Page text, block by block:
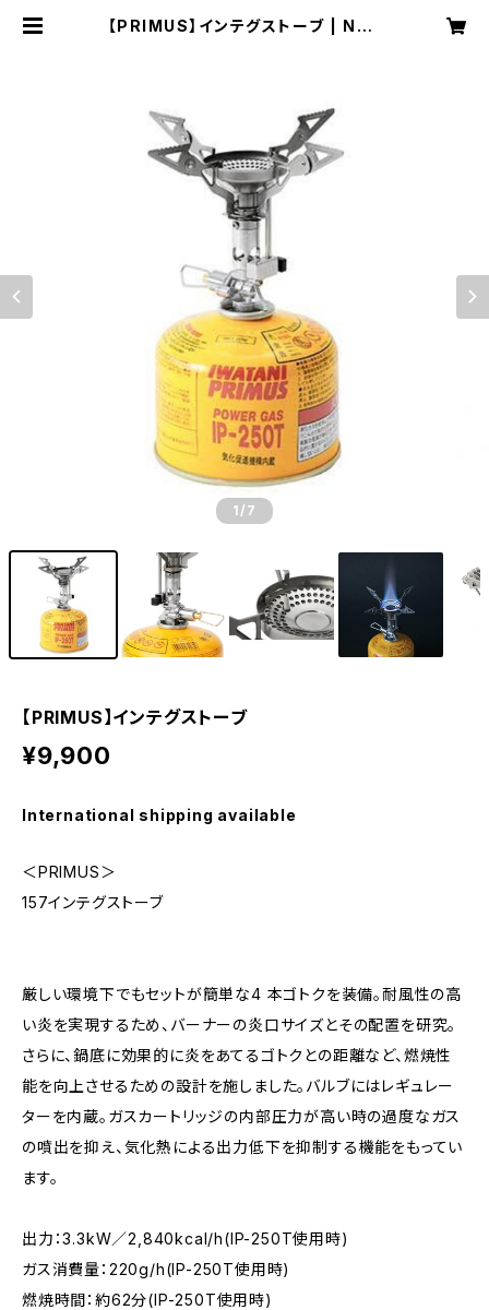
【PRIMUS】インテグストーブ | NRU
1 /7
【PRIMUS】インテグストーブ
¥9,900
International shipping available
＜PRIMUS＞
157インテグストーブ
厳しい環境下でもセットが簡単な4 本ゴトクを装備。耐風性の高
い炎を実現するため、バーナーの炎口サイズとその配置を研究。
さらに、鍋底に効果的に炎をあてるゴトクとの距離など、燃焼性
能を向上させるための設計を施しました。バルブにはレギュレー
ターを内蔵。ガスカートリッジの内部圧力が高い時の過度なガス
の噴出を抑え、気化熱による出力低下を抑制する機能をもってい
ます。
出力：3.3kW／2,840kcal/h(IP-250T使用時)
ガス消費量：220g/h(IP-250T使用時)
燃焼時間：約62分(IP-250T使用時)